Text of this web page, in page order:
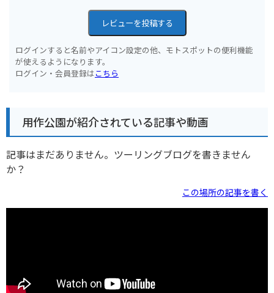
レビューを投稿する
ログインすると名前やアイコン設定の他、モトスポットの便利機能
が使えるようになります。
ログイン・会員登録はこちら
用作公園が紹介されている記事や動画
記事はまだありません。ツーリングブログを書きません
か？
この場所の記事を書く